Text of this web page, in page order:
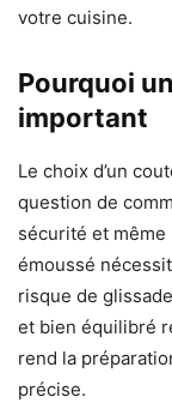
votre cuisine.
Pourquoi
important
Le choix d’un
question de
sécurité et
émoussé
risque de
et bien équilibré
rend la
précise.